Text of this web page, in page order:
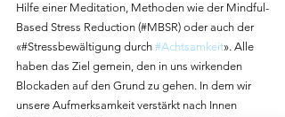
Hilfe einer Meditation, Methoden wie der Mindful-
Based Stress Reduction (#MBSR) oder auch der
«#Stressbewältigung durch #Achtsamkeit». Alle
haben das Ziel gemein, den in uns wirkenden
Blockaden auf den Grund zu gehen. In dem wir
unsere Aufmerksamkeit verstärkt nach Innen